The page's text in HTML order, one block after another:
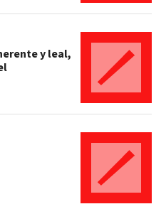
y leal,